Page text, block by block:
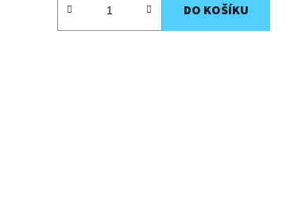
DO KOŠÍKU